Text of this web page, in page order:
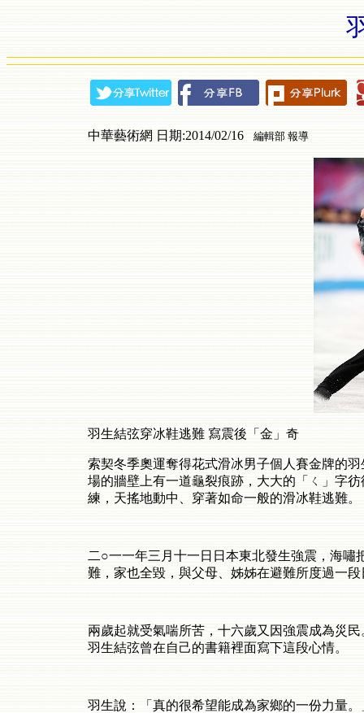
中華藝術網 日期:2014/02/16 編輯部 報導
羽生結弦穿冰鞋逃難 寫震後「金」奇
索契冬季奧運奪得花式滑冰男子個人賽金牌的
場的牆壁上有一道龜裂痕跡，大大的「ㄑ」字
練，天搖地動中、穿著如命一般的滑冰鞋逃難。
二○一一年三月十一日日本東北發生強震，海
難，家也全毀，與父母、姊姊在避難所度過一段
兩歲起就受氣喘所苦，十六歲又因強震成為災
羽生結弦曾在自己的書籍裡面寫下這段心情。
羽生說：「真的很希望能成為家鄉的一份力量